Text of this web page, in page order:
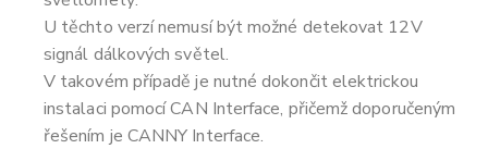
U těchto verzí nemusí být možné detekovat 12V
signál dálkových světel.
V takovém případě je nutné dokončit elektrickou
instalaci pomocí CAN Interface, přičemž doporučeným
řešením je CANNY Interface.